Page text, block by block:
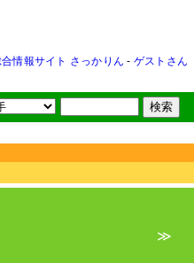
情報サイト さっかりん - ゲストさん
≫